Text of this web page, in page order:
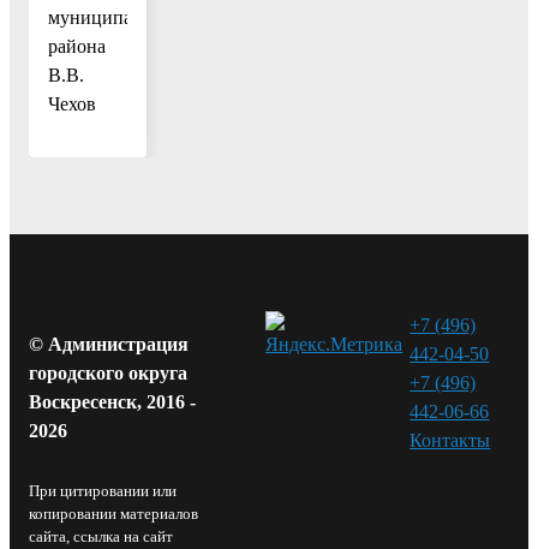
муниципального
района
В.В.
Чехов
© Администрация
городского округа
Воскресенск, 2016 -
2026
При цитировании или
копировании материалов
сайта, ссылка на сайт
+7 (496)
442-04-50
+7 (496)
442-06-66
Контакты⁠